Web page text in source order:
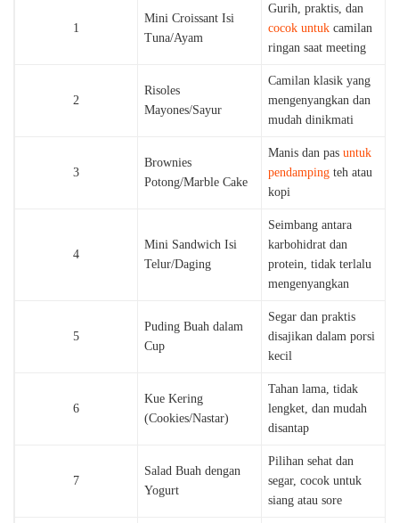
1
Mini Croissant Isi
Tuna/Ayam
Gurih, praktis, dan
cocok untuk camilan
ringan saat meeting
2
Risoles
Mayones/Sayur
Camilan klasik yang
mengenyangkan dan
mudah dinikmati
3
Brownies
Potong/Marble Cake
Manis dan pas untuk
pendamping teh atau
kopi
4
Mini Sandwich Isi
Telur/Daging
Seimbang antara
karbohidrat dan
protein, tidak terlalu
mengenyangkan
5
Puding Buah dalam
Cup
Segar dan praktis
disajikan dalam porsi
kecil
6
Kue Kering
(Cookies/Nastar)
Tahan lama, tidak
lengket, dan mudah
disantap
7
Salad Buah dengan
Yogurt
Pilihan sehat dan
segar, cocok untuk
siang atau sore